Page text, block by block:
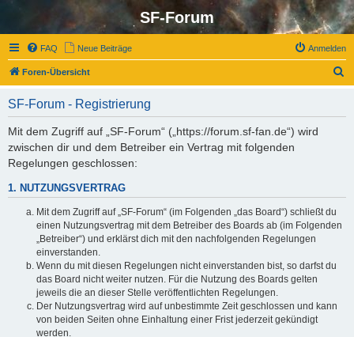
SF-Forum
FAQ Neue Beiträge Anmelden
Foren-Übersicht
SF-Forum - Registrierung
Mit dem Zugriff auf „SF-Forum“ („https://forum.sf-fan.de“) wird
zwischen dir und dem Betreiber ein Vertrag mit folgenden
Regelungen geschlossen:
1. NUTZUNGSVERTRAG
Mit dem Zugriff auf „SF-Forum“ (im Folgenden „das Board“) schließt du
einen Nutzungsvertrag mit dem Betreiber des Boards ab (im Folgenden
„Betreiber“) und erklärst dich mit den nachfolgenden Regelungen
einverstanden.
Wenn du mit diesen Regelungen nicht einverstanden bist, so darfst du
das Board nicht weiter nutzen. Für die Nutzung des Boards gelten
jeweils die an dieser Stelle veröffentlichten Regelungen.
Der Nutzungsvertrag wird auf unbestimmte Zeit geschlossen und kann
von beiden Seiten ohne Einhaltung einer Frist jederzeit gekündigt
werden.